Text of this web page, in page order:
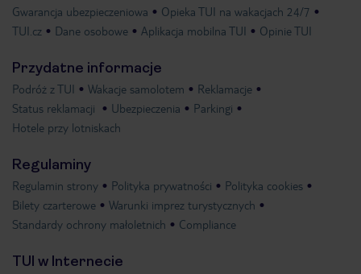
Gwarancja ubezpieczeniowa
Opieka TUI na wakacjach 24/7
TUI.cz
Dane osobowe Aplikacja mobilna TUI Opinie TUI
Przydatne informacje
Podróż z TUI Wakacje samolotem
Reklamacje
Status reklamacji
Ubezpieczenia
Parkingi
Hotele przy lotniskach
Regulaminy
Regulamin strony Polityka prywatności
Polityka cookies
Bilety czarterowe
Warunki imprez turystycznych
Standardy ochrony małoletnich
Compliance
TUI w Internecie